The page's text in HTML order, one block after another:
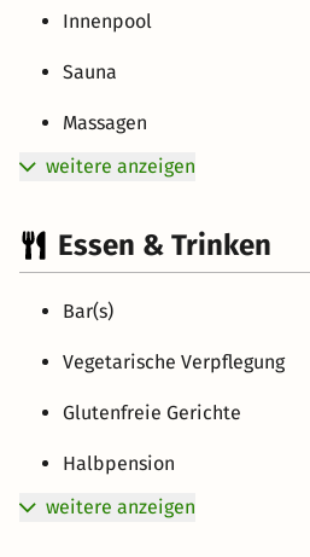
Innenpool
Sauna
Massagen
weitere anzeigen
Essen & Trinken
Bar(s)
Vegetarische Verpflegung
Glutenfreie Gerichte
Halbpension
weitere anzeigen